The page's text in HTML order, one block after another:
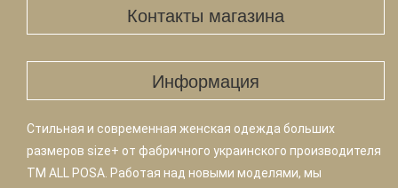
Контакты магазина
Информация
Стильная и современная женская одежда больших
размеров size+ от фабричного украинского производителя
TM ALL POSA. Работая над новыми моделями, мы